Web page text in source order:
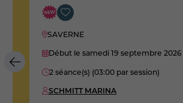
SAVERNE
Début le samedi 19 septembre 2026
2 séance(s) (03:00 par session)
SCHMITT MARINA